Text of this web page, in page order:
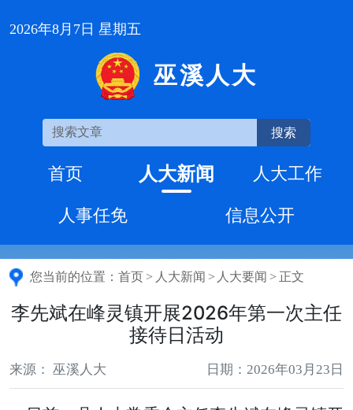
2026年8月7日 星期五
巫溪人大
搜索
首页 人大新闻 人大工作
人事任免 信息公开
您当前的位置： 首页 > 人大新闻 > 人大要闻 > 正文
李先斌在峰灵镇开展2026年第一次主任
接待日活动
来源： 巫溪人大 日期：2026年03月23日